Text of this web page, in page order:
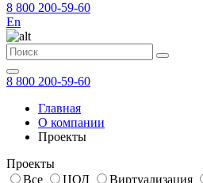
8 800 200-59-60
En
8 800 200-59-60
Главная
О компании
Проекты
Проекты
Все
ЦОД Виртуализация